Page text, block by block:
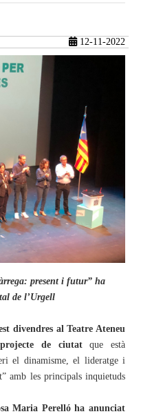
12-11-2022
present i futur” ha
de l’Urgell
divendres al Teatre Ateneu
projecte de ciutatque està
el dinamisme, el lideratge i
amb les principals inquietuds
Maria Perelló ha anunciat